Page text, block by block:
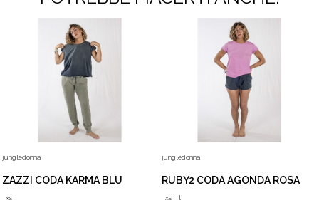
jungledonna
ZAZZI CODA KARMA BLU
xs
jungledonna
RUBY2 CODA AGONDA ROSA
xs l